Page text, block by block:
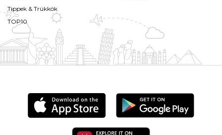
Tippek & Trükkök
TOP10